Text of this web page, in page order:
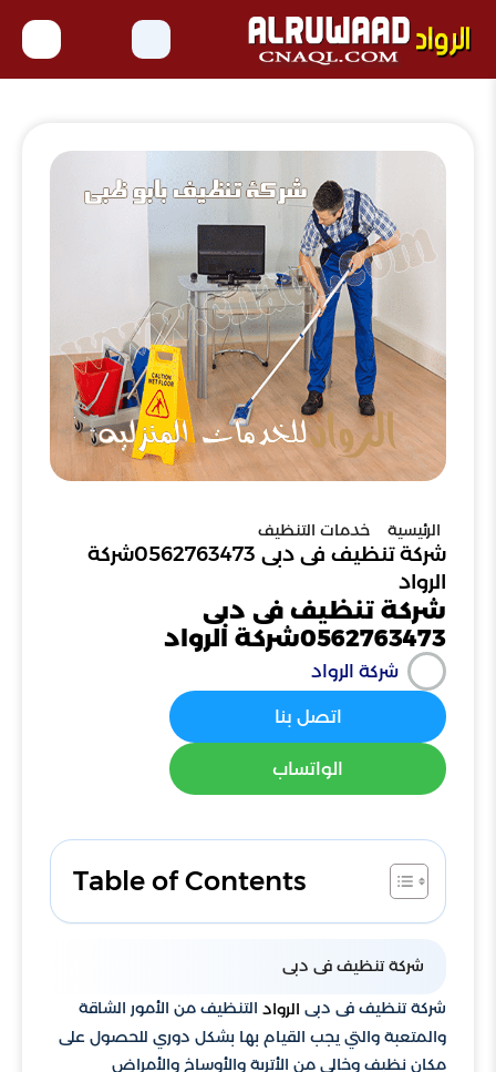
الرئيسية خدمات التنظيف
شركة تنظيف فى دبى 0562763473شركة
الرواد
شركة تنظيف فى دبى
0562763473شركة الرواد
شركة الرواد
اتصل بنا
الواتساب
Table of Contents
شركة تنظيف فى دبى
شركة تنظيف فى دبى الرواد التنظيف من الأمور الشاقة
والمتعبة والتي يجب القيام بها بشكل دوري للحصول على
مكان نظيف وخالي من الأتربة والأوساخ والأمراض